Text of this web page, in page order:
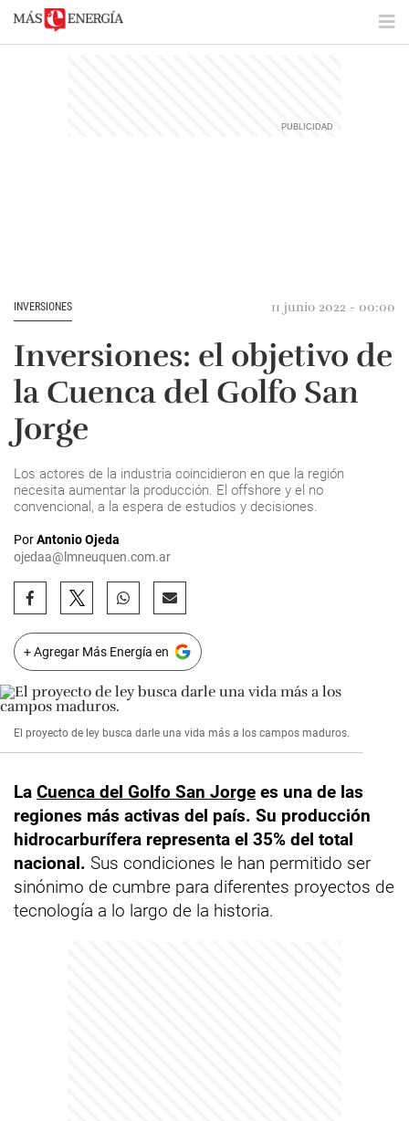
INVERSIONES 11 junio 2022 - 00:00
Inversiones: el objetivo de
la Cuenca del Golfo San
Jorge
Los actores de la industria coincidieron en que la región
necesita aumentar la producción. El offshore y el no
convencional, a la espera de estudios y decisiones.
PorAntonio Ojeda
ojedaa@lmneuquen.com.ar
+ Agregar Más Energía en
El proyecto de ley busca darle una vida más a los campos maduros.
La Cuenca del Golfo San Jorge es una de las
regiones más activas del país. Su producción
hidrocarburífera representa el 35% del total
nacional. Sus condiciones le han permitido ser
sinónimo de cumbre para diferentes proyectos de
tecnología a lo largo de la historia.